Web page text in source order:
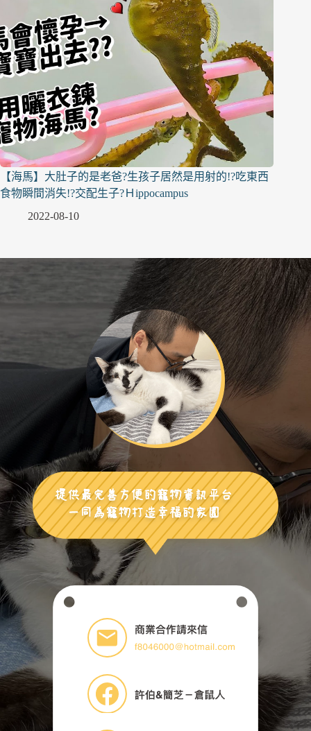
【海馬】大肚子的是老爸?生孩子居然是用射的!?吃東西
食物瞬間消失!?交配生子?Ｈippocampus
2022-08-10